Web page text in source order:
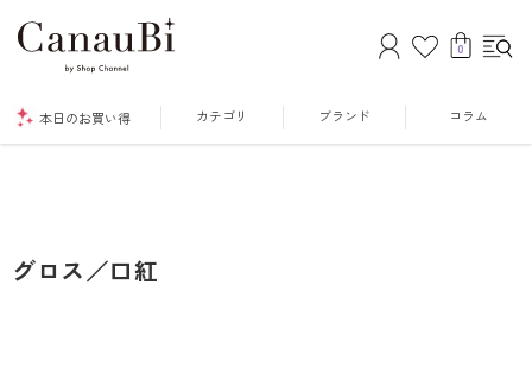
0
本日のお買い得 カテゴリ ブランド コラム
グロス／口紅